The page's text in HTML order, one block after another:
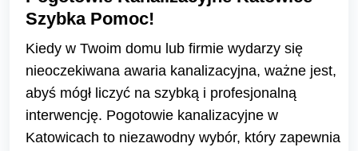
Szybka Pomoc!
Kiedy w Twoim domu lub firmie wydarzy się
nieoczekiwana awaria kanalizacyjna, ważne jest,
abyś mógł liczyć na szybką i profesjonalną
interwencję. Pogotowie kanalizacyjne w
Katowicach to niezawodny wybór, który zapewnia